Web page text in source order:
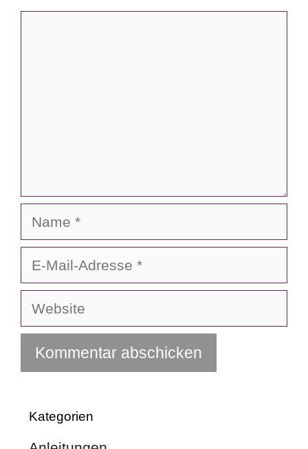
Adresse
Website
Kategorien